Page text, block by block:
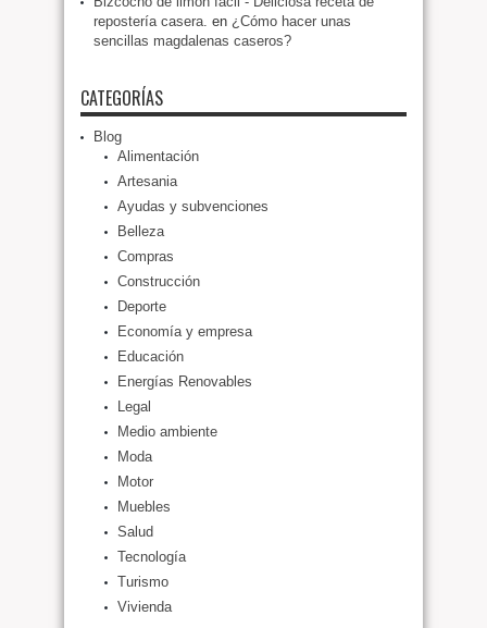
repostería casera. en ¿Cómo hacer unas
sencillas magdalenas caseros?
CATEGORÍAS
Blog
Alimentación
Artesania
Ayudas y subvenciones
Belleza
Compras
Construcción
Deporte
Economía y empresa
Educación
Energías Renovables
Legal
Medio ambiente
Moda
Motor
Muebles
Salud
Tecnología
Turismo
Vivienda